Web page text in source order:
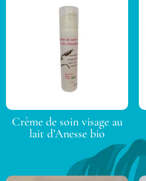
Crème de soin visage au
lait d’Anesse bio